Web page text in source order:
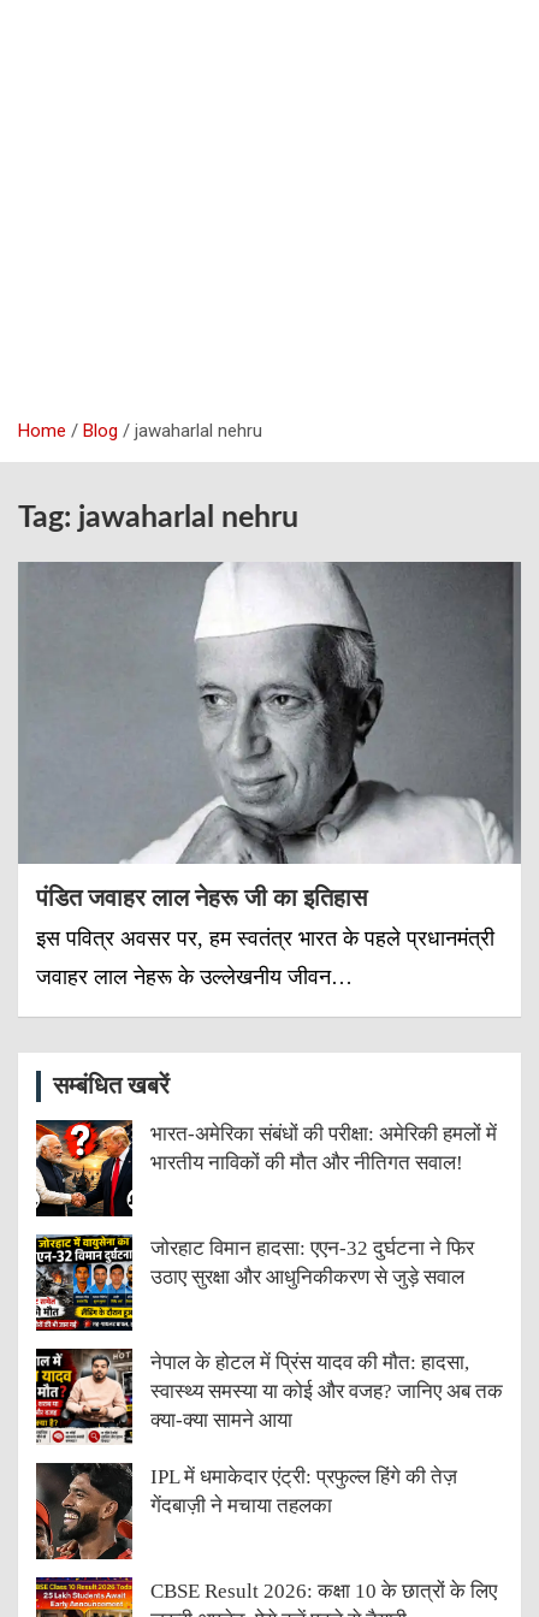
Home Blog jawaharlal nehru
Tag: jawaharlal nehru
पंडित जवाहर लाल नेहरू जी का इतिहास
इस पवित्र अवसर पर, हम स्वतंत्र भारत के पहले प्रधानमंत्री
जवाहर लाल नेहरू के उल्लेखनीय जीवन…
सम्बंधित खबरें
भारत-अमेरिका संबंधों की परीक्षा: अमेरिकी हमलों में
भारतीय नाविकों की मौत और नीतिगत सवाल!
जोरहाट विमान हादसा: एएन-32 दुर्घटना ने फिर
उठाए सुरक्षा और आधुनिकीकरण से जुड़े सवाल
नेपाल के होटल में प्रिंस यादव की मौत: हादसा,
स्वास्थ्य समस्या या कोई और वजह? जानिए अब तक
क्या-क्या सामने आया
IPL में धमाकेदार एंट्री: प्रफुल्ल हिंगे की तेज़
गेंदबाज़ी ने मचाया तहलका
CBSE Result 2026: कक्षा 10 के छात्रों के लिए